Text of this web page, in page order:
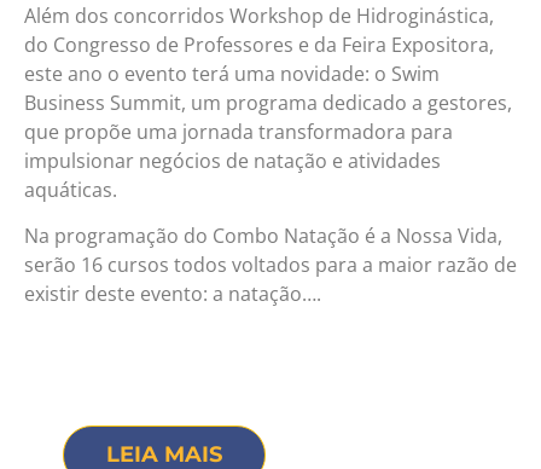
Além dos concorridos Workshop de Hidroginástica,
do Congresso de Professores e da Feira Expositora,
este ano o evento terá uma novidade: o Swim
Business Summit, um programa dedicado a gestores,
que propõe uma jornada transformadora para
impulsionar negócios de natação e atividades
aquáticas.
Na programação do Combo Natação é a Nossa Vida,
serão 16 cursos todos voltados para a maior razão de
existir deste evento: a natação….
LEIA MAIS